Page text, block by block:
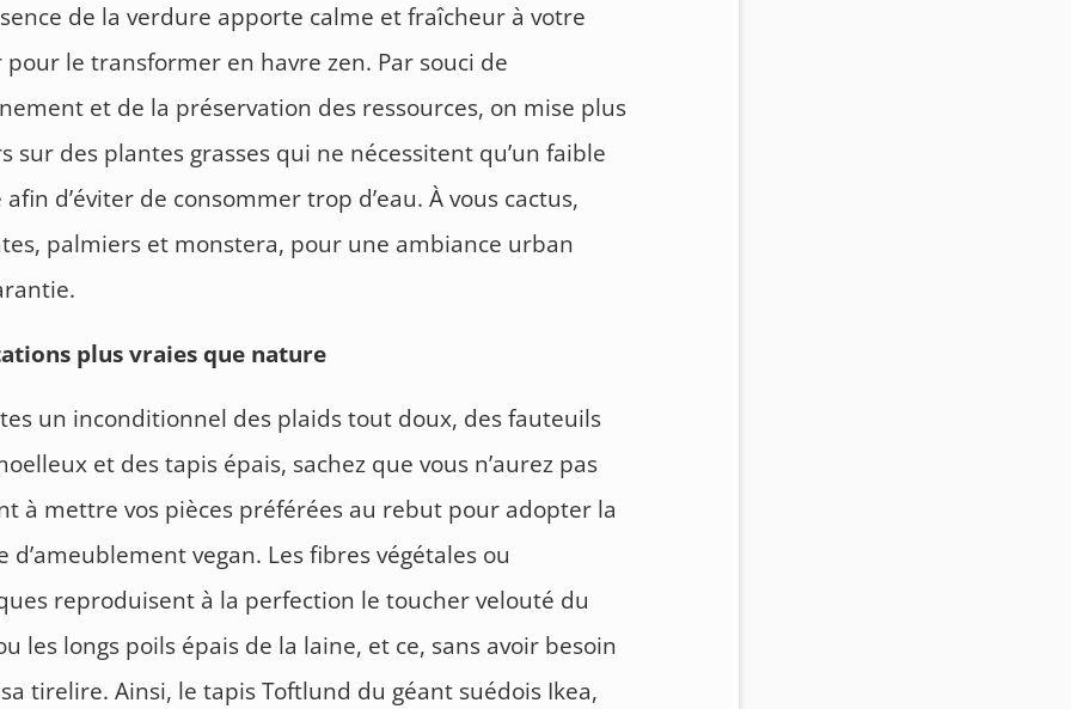
de la verdure apporte calme et fraîcheur à votre
le transformer en havre zen. Par souci de
et de la préservation des ressources, on mise plus
sur des plantes grasses qui ne nécessitent qu’un faible
d’éviter de consommer trop d’eau. À vous cactus,
palmiers et monstera, pour une ambiance urban
plus vraies que nature
un inconditionnel des plaids tout doux, des fauteuils
et des tapis épais, sachez que vous n’aurez pas
à mettre vos pièces préférées au rebut pour adopter la
d’ameublement vegan. Les fibres végétales ou
reproduisent à la perfection le toucher velouté du
les longs poils épais de la laine, et ce, sans avoir besoin
tirelire. Ainsi, le tapis Toftlund du géant suédois Ikea,